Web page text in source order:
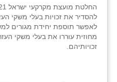
להסדיר את זכויות בעלי משקי
לאפשר תוספת יחידת מגורים
מחוזית עוררו את בעלי משקי
זכויותיהם.